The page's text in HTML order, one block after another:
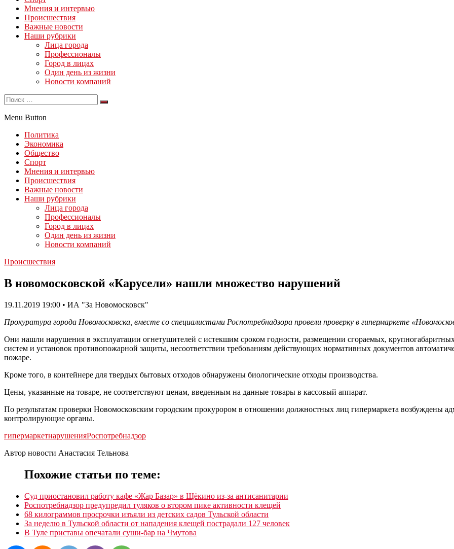
Мнения и интервью
Происшествия
Важные новости
Наши рубрики
Лица города
Профессионалы
Город в лицах
Один день из жизни
Новости компаний
Menu Button
Политика
Экономика
Общество
Спорт
Мнения и интервью
Происшествия
Важные новости
Наши рубрики
Лица города
Профессионалы
Город в лицах
Один день из жизни
Новости компаний
Происшествия
В новомосковской «Карусели» нашли множество нарушений
19.11.2019 19:00 • ИА "За Новомосковск"
Прокуратура города Новомосковска, вместе со специалистами Роспотребнадзора провели проверку в гипермаркете
Они нашли нарушения в эксплуатации огнетушителей с истекшим сроком годности, размещении сгораемых,
систем и установок противопожарной защиты, несоответствии требованиям действующих нормативных документов
пожаре.
Кроме того, в контейнере для твердых бытовых отходов обнаружены биологические отходы производства.
Цены, указанные на товаре, не соответствуют ценам, введенным на данные товары в кассовый аппарат.
По результатам проверки Новомосковским городским прокурором в отношении должностных лиц гипермаркета возбуждены
контролирующие органы.
гипермаркетнарушенияРоспотребнадзор
Автор новости Анастасия Тельнова
Похожие статьи по теме:
Суд приостановил работу кафе «Жар Базар» в Щёкино из-за антисанитарии
Роспотребнадзор предупредил туляков о втором пике активности клещей
68 килограммов просрочки изъяли из детских садов Тульской области
За неделю в Тульской области от нападения клещей пострадали 127 человек
В Туле приставы опечатали суши-бар на Чмутова